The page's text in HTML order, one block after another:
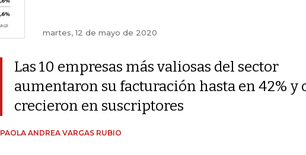
martes, 12 de mayo de 2020
Las 10 empresas más valiosas del sector
aumentaron su facturación hasta en 42% y
crecieron en suscriptores
PAOLA ANDREA VARGAS RUBIO